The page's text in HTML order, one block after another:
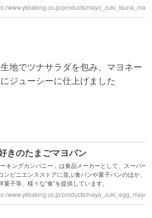
地でツナサラダを包み、マヨネー
ジューシーに仕上げました